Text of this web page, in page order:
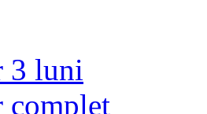
3 luni
complet